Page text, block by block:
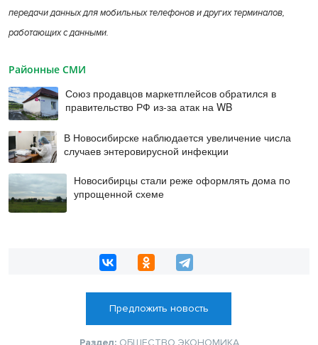
передачи данных для мобильных телефонов и других терминалов,
работающих с данными.
Районные СМИ
Союз продавцов маркетплейсов обратился в
правительство РФ из-за атак на WB
В Новосибирске наблюдается увеличение числа
случаев энтеровирусной инфекции
Новосибирцы стали реже оформлять дома по
упрощенной схеме
Предложить новость
Раздел: ОБЩЕСТВО ЭКОНОМИКА